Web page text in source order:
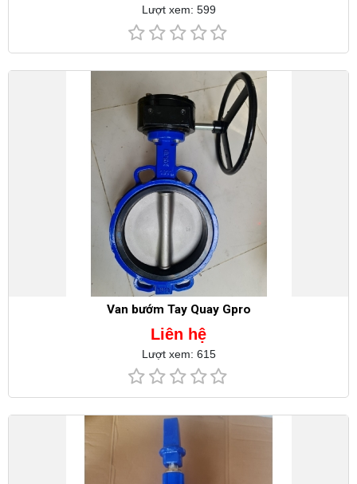
Lượt xem: 599
Van bướm Tay Quay Gpro
Liên hệ
Lượt xem: 615